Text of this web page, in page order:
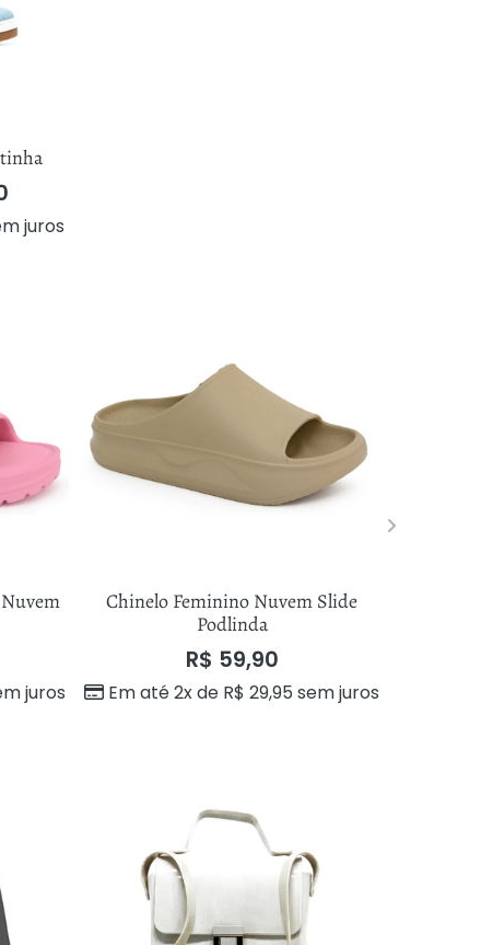
juros
juros
Chinelo Feminino Nuvem Slide
Podlinda
R$ 59,90
Em até 2x de R$ 29,95 sem juros